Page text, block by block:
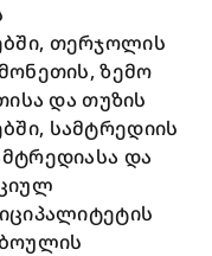
თერჯოლის
ზემო
და თუზის
სამტრედიის
და